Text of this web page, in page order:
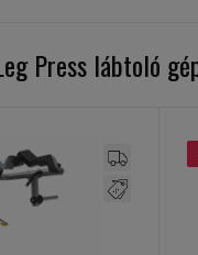
Press lábtoló